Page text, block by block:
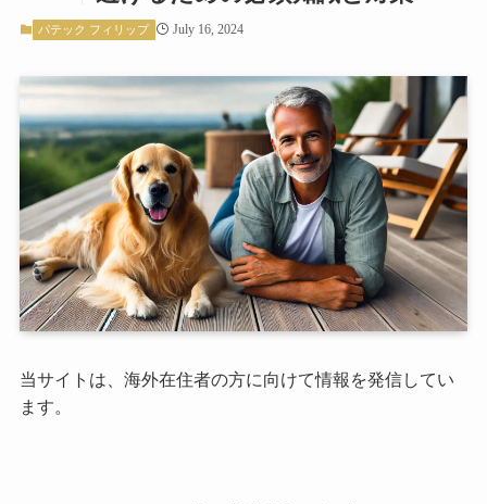
パテック フィリップ July 16, 2024
当サイトは、海外在住者の方に向けて情報を発信してい
ます。